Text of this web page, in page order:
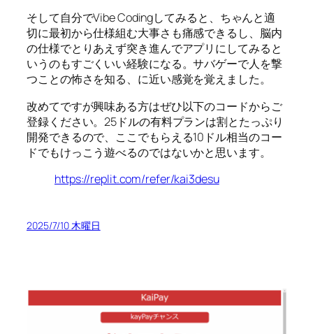
そして自分でVibe Codingしてみると、ちゃんと適
切に最初から仕様組む大事さも痛感できるし、脳内
の仕様でとりあえず突き進んでアプリにしてみると
いうのもすごくいい経験になる。サバゲーで人を撃
つことの怖さを知る、に近い感覚を覚えました。
改めてですが興味ある方はぜひ以下のコードからご
登録ください。25ドルの有料プランは割とたっぷり
開発できるので、ここでもらえる10ドル相当のコー
ドでもけっこう遊べるのではないかと思います。
https://replit.com/refer/kai3desu
2025/7/10 木曜日